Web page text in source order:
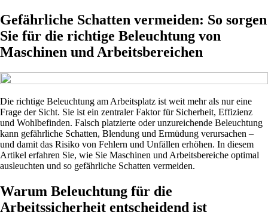
Gefährliche Schatten vermeiden: So sorgen
Sie für die richtige Beleuchtung von
Maschinen und Arbeitsbereichen
Die richtige Beleuchtung am Arbeitsplatz ist weit mehr als nur eine
Frage der Sicht. Sie ist ein zentraler Faktor für Sicherheit, Effizienz
und Wohlbefinden. Falsch platzierte oder unzureichende Beleuchtung
kann gefährliche Schatten, Blendung und Ermüdung verursachen –
und damit das Risiko von Fehlern und Unfällen erhöhen. In diesem
Artikel erfahren Sie, wie Sie Maschinen und Arbeitsbereiche optimal
ausleuchten und so gefährliche Schatten vermeiden.
Warum Beleuchtung für die
Arbeitssicherheit entscheidend ist